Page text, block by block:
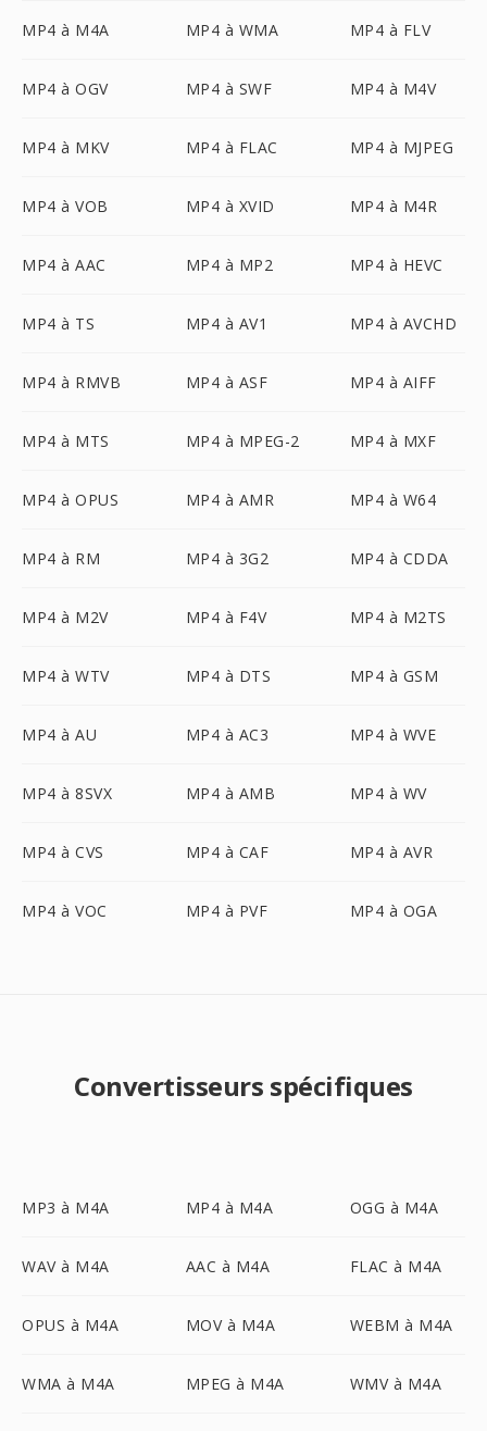
MP4 à M4A MP4 à WMA MP4 à FLV
MP4 à OGV MP4 à SWF MP4 à M4V
MP4 à MKV MP4 à FLAC MP4 à MJPEG
MP4 à VOB MP4 à XVID MP4 à M4R
MP4 à AAC MP4 à MP2 MP4 à HEVC
MP4 à TS MP4 à AV1 MP4 à AVCHD
MP4 à RMVB MP4 à ASF MP4 à AIFF
MP4 à MTS MP4 à MPEG-2 MP4 à MXF
MP4 à OPUS MP4 à AMR MP4 à W64
MP4 à RM MP4 à 3G2 MP4 à CDDA
MP4 à M2V MP4 à F4V MP4 à M2TS
MP4 à WTV MP4 à DTS MP4 à GSM
MP4 à AU MP4 à AC3 MP4 à WVE
MP4 à 8SVX MP4 à AMB MP4 à WV
MP4 à CVS MP4 à CAF MP4 à AVR
MP4 à VOC MP4 à PVF MP4 à OGA
Convertisseurs spécifiques
MP3 à M4A MP4 à M4A OGG à M4A
WAV à M4A AAC à M4A FLAC à M4A
OPUS à M4A MOV à M4A WEBM à M4A
WMA à M4A MPEG à M4A WMV à M4A